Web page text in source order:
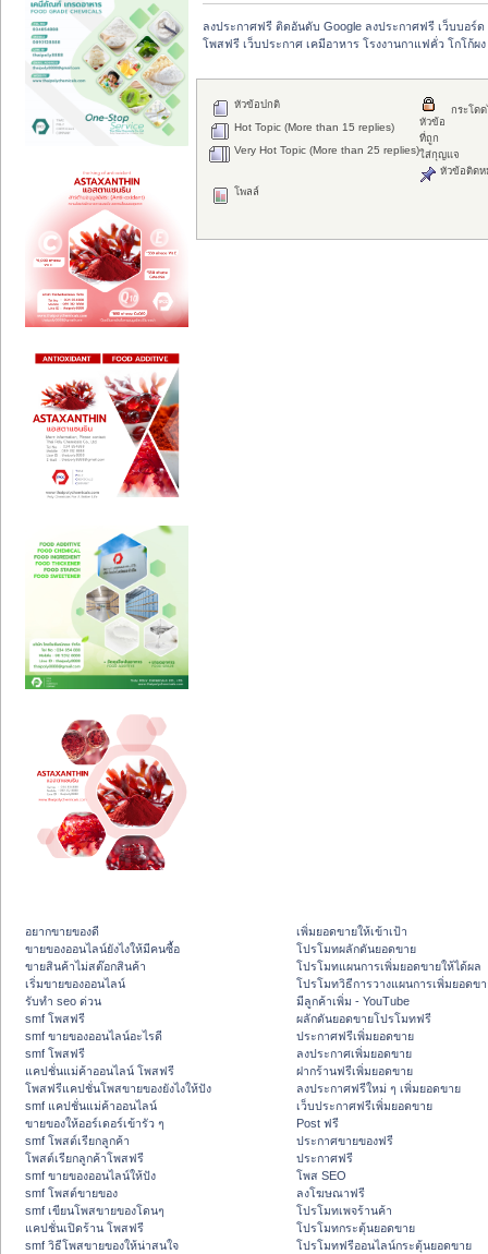
ลงประกาศฟรี ติดอันดับ Google ลงประกาศฟรี เว็บบอร์ด
โพสฟรี เว็บประกาศ เคมีอาหาร โรงงานกาแฟคั่ว โกโก้ผง
กระโด
หัวข้อปกติ
Hot Topic (More than 15 replies)
Very Hot Topic (More than 25 replies)
หัวข้อ
ที่ถูก
ใส่กุญแจ
หัวข้อติดห
โพลล์
อยากขายของดี
ขายของออนไลน์ยังไงให้มีคนซื้อ
ขายสินค้าไม่สต๊อกสินค้า
เริ่มขายของออนไลน์
รับทำ seo ด่วน
smf โพสฟรี
smf ขายของออนไลน์อะไรดี
smf โพสฟรี
แคปชั่นแม่ค้าออนไลน์ โพสฟรี
โพสฟรีแคปชั่นโพสขายของยังไงให้ปัง
smf แคปชั่นแม่ค้าออนไลน์
ขายของให้ออร์เดอร์เข้ารัว ๆ
smf โพสต์เรียกลูกค้า
โพสต์เรียกลูกค้าโพสฟรี
smf ขายของออนไลน์ให้ปัง
smf โพสต์ขายของ
smf เขียนโพสขายของโดนๆ
แคปชั่นเปิดร้าน โพสฟรี
smf วิธีโพสขายของให้น่าสนใจ
เพิ่มยอดขายให้เข้าเป้า
โปรโมทผลักดันยอดขาย
โปรโมทแผนการเพิ่มยอดขายให้ได้ผล
โปรโมทวิธีการวางแผนการเพิ่มยอดข
มีลูกค้าเพิ่ม - YouTube
ผลักดันยอดขายโปรโมทฟรี
ประกาศฟรีเพิ่มยอดขาย
ลงประกาศเพิ่มยอดขาย
ฝากร้านฟรีเพิ่มยอดขาย
ลงประกาศฟรีใหม่ ๆ เพิ่มยอดขาย
เว็บประกาศฟรีเพิ่มยอดขาย
Post ฟรี
ประกาศขายของฟรี
ประกาศฟรี
โพส SEO
ลงโฆษณาฟรี
โปรโมทเพจร้านค้า
โปรโมทกระตุ้นยอดขาย
โปรโมทฟรีออนไลน์กระตุ้นยอดขาย